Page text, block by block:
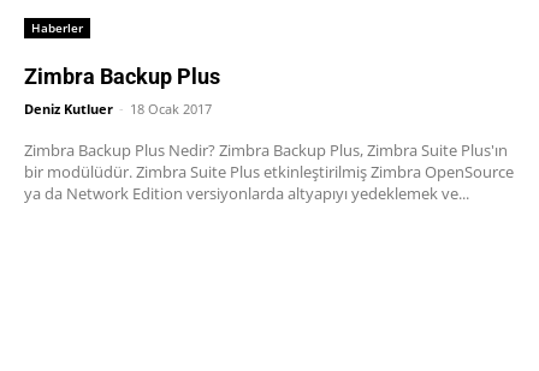
Haberler
Zimbra Backup Plus
Deniz Kutluer - 18 Ocak 2017
Zimbra Backup Plus Nedir? Zimbra Backup Plus, Zimbra Suite Plus'ın
bir modülüdür. Zimbra Suite Plus etkinleştirilmiş Zimbra OpenSource
ya da Network Edition versiyonlarda altyapıyı yedeklemek ve...